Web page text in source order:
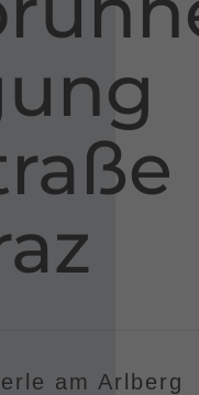
am Arlberg